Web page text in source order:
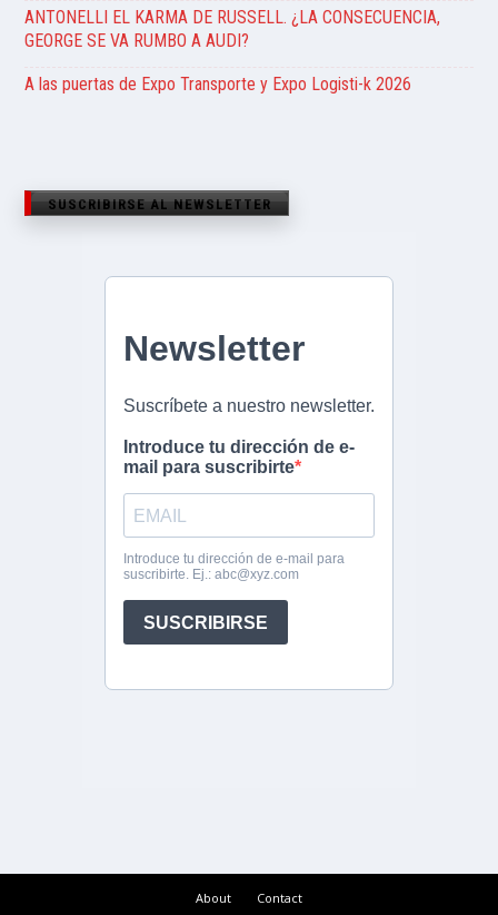
ANTONELLI EL KARMA DE RUSSELL. ¿LA CONSECUENCIA,
GEORGE SE VA RUMBO A AUDI?
A las puertas de Expo Transporte y Expo Logisti-k 2026
SUSCRIBIRSE AL NEWSLETTER
About Contact